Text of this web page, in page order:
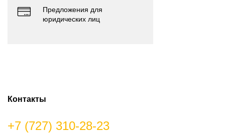
Предложения для
юридических лиц
Контакты
+7 (727) 310-28-23